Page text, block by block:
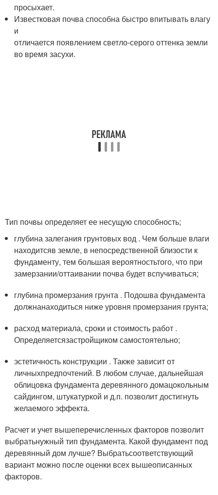
просыхает.
Известковая почва способна быстро впитывать влагу
и
отличается появлением светло-серого оттенка земли
во время засухи.
Тип почвы определяет ее несущую способность;
глубина залегания грунтовых вод . Чем больше влаги
находитсяв земле, в непосредственной близости к
фундаменту, тем большая вероятностьтого, что при
замерзании/оттаивании почва будет вспучиваться;
глубина промерзания грунта . Подошва фундамента
должнанаходиться ниже уровня промерзания грунта;
расход материала, сроки и стоимость работ .
Определяетсязастройщиком самостоятельно;
эстетичность конструкции . Также зависит от
личныхпредпочтений. В любом случае, дальнейшая
облицовка фундамента деревянного домацокольным
сайдингом, штукатуркой и д.п. позволит достигнуть
желаемого эффекта.
Расчет и учет вышеперечисленных факторов позволит
выбратьнужный тип фундамента. Какой фундамент под
деревянный дом лучше? Выбратьсоответствующий
вариант можно после оценки всех вышеописанных
факторов.